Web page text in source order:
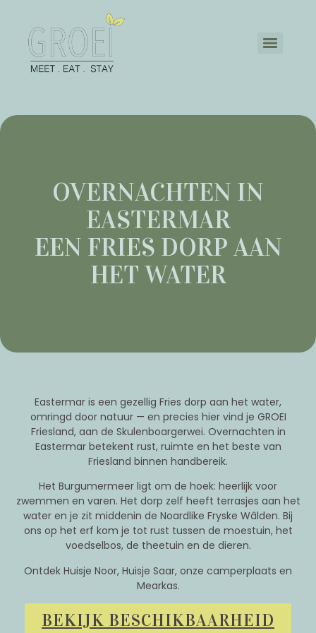
OVERNACHTEN IN
EASTERMAR
EEN FRIES DORP AAN
HET WATER
Eastermar is een gezellig Fries dorp aan het water,
omringd door natuur — en precies hier vind je GROEI
Friesland, aan de Skulenboargerwei. Overnachten in
Eastermar betekent rust, ruimte en het beste van
Friesland binnen handbereik.
Het Burgumermeer ligt om de hoek: heerlijk voor
zwemmen en varen. Het dorp zelf heeft terrasjes aan het
water en je zit middenin de Noardlike Fryske Wâlden. Bij
ons op het erf kom je tot rust tussen de moestuin, het
voedselbos, de theetuin en de dieren.
Ontdek Huisje Noor, Huisje Saar, onze camperplaats en
Mearkas.
BEKIJK BESCHIKBAARHEID